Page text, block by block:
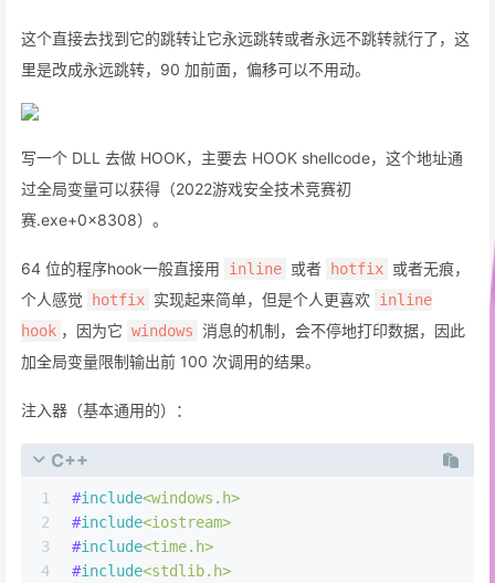
这个直接去找到它的跳转让它永远跳转或者永远不跳转就行了，这
里是改成永远跳转，90 加前面，偏移可以不用动。
写一个 DLL 去做 HOOK，主要去 HOOK shellcode，这个地址通
过全局变量可以获得（2022游戏安全技术竞赛初
赛.exe+0x8308）。
64 位的程序hook一般直接用 inline 或者 hotfix 或者无痕，
个人感觉
hotfix 实现起来简单，但是个人更喜欢
inline
hook ，因为它 windows 消息的机制，会不停地打印数据，因此
加全局变量限制输出前 100 次调用的结果。
注入器（基本通用的）：
C++
1
2
3
4
#include<windows.h>
#include<iostream>
#include<time.h>
#include<stdlib.h>